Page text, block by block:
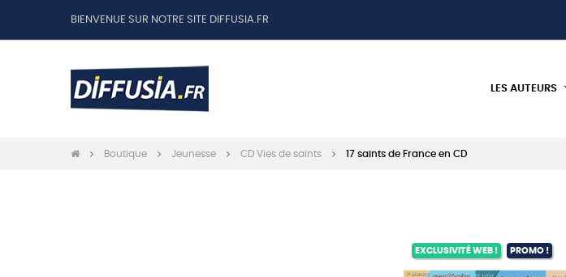
BIENVENUE SUR NOTRE SITE DIFFUSIA.FR
LES AUTEURS
Boutique Jeunesse CD Vies de saints 17 saints de France en CD
EXCLUSIVITÉ WEB ! PROMO !